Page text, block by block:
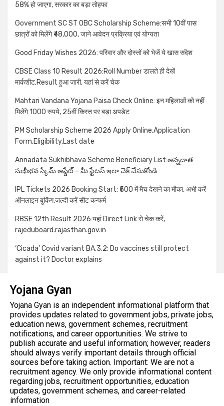
58% हो जाएगा, सरकार का बड़ा तोहफा
Government SC ST OBC Scholarship Scheme:सभी 10वीं पास
छात्रों को मिलेंगे ₹48,000, जाने आवेदन प्रक्रिया एवं योग्यता
Good Friday Wishes 2026: परिवार और दोस्तों को भेजें ये खास संदेश
CBSE Class 10 Result 2026:Roll Number डालते ही देखें
मार्कशीट,Result हुआ जारी, यहां से करें चेक
Mahtari Vandana Yojana Paisa Check Online: इन महिलाओं को नहीं
मिलेंगे 1000 रुपये, 25वीं किस्त पर बड़ा अपडेट
PM Scholarship Scheme 2026 Apply Online,Application
Form,Eligibility,Last date
Annadata Sukhibhava Scheme Beneficiary List:అన్నదాత
సుఖీభవ స్కీమ్ అప్డేట్ – మీ స్టేటస్ ఇలా చెక్ చేసుకోండి
IPL Tickets 2026 Booking Start: ₹500 में मैच देखने का मौका, अभी करें
ऑनलाइन बुकिंग,जल्दी करें सीट कन्फर्म
RBSE 12th Result 2026:यहां Direct Link से चेक करें,
rajeduboard.rajasthan.gov.in
‘Cicada’ Covid variant BA.3.2: Do vaccines still protect
against it? Doctor explains
Yojana Gyan
Yojana Gyan is an independent informational platform that
provides updates related to government jobs, private jobs,
education news, government schemes, recruitment
notifications, and career opportunities. We strive to
publish accurate and useful information; however, readers
should always verify important details through official
sources before taking action. Important: We are not a
recruitment agency. We only provide informational content
regarding jobs, recruitment opportunities, education
updates, government schemes, and career-related
information